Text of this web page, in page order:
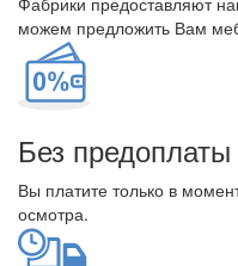
можем предложить Вам
Без предоплаты
Вы платите только в
осмотра.